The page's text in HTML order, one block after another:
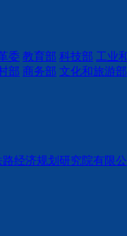
委 教育部 科技部 工业
部 商务部 文化和旅游部
路经济规划研究院有限